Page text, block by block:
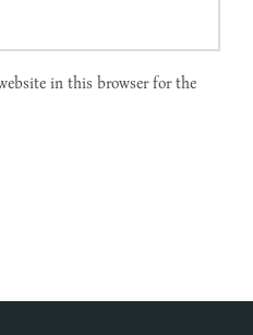
in this browser for the